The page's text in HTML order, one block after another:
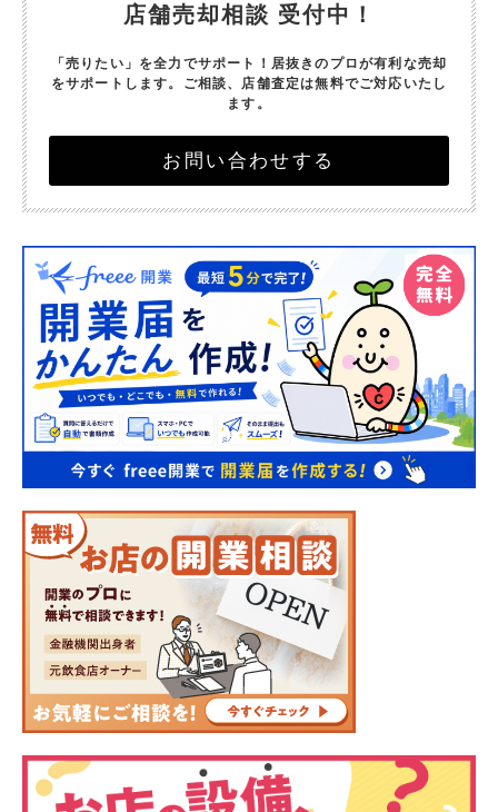
店舗売却相談 受付中！
「売りたい」を全力でサポート！ 居抜きのプロが有利な売却
をサポートします。 ご相談、店舗査定は無料でご対応いたし
ます。
お問い合わせする